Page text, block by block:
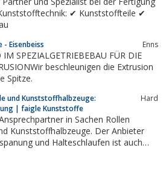
✔ Kunststoffteile ✔
- Eisenbeiss Enns
SPEZIALGETRIEBEBAU FÜR DIE
beschleunigen die Extrusion
Spitze.
und Kunststoffhalbzeuge:
| faigle Kunststoffe
Hard
in Sachen Rollen